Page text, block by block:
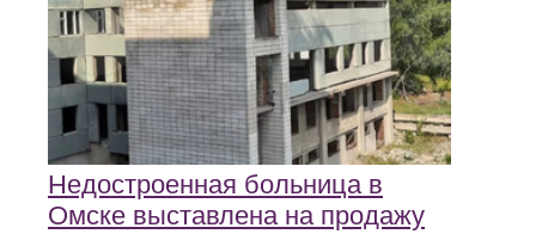
Недостроенная больница в
Омске выставлена на продажу